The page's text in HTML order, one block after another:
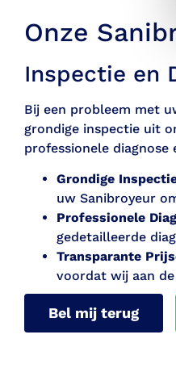
Onze
Inspectie en
Bij een probleem met
grondige inspectie uit
professionele diagnose
Grondige
uw Sanibroyeur
Professionele
gedetailleerde
Transparante
voordat wij aan
Bel mij terug